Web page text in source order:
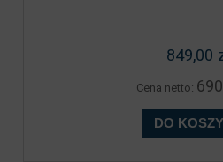
849,00
Cena netto:
DO